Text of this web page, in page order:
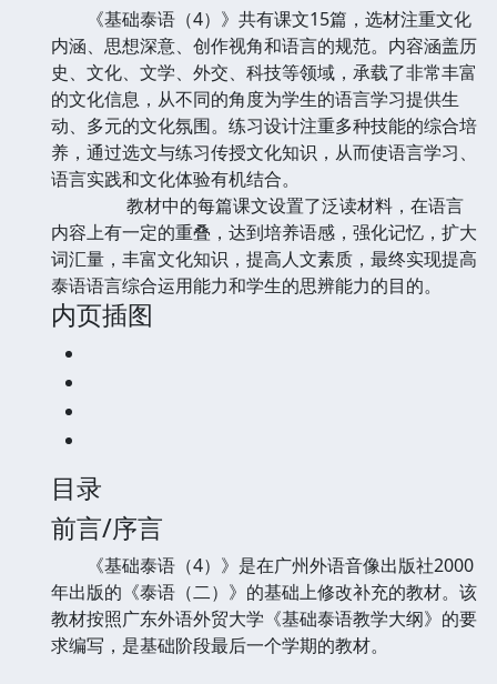
《基础泰语（4）》共有课文15篇，选材注重文化
内涵、思想深意、创作视角和语言的规范。内容涵盖历
史、文化、文学、外交、科技等领域，承载了非常丰富
的文化信息，从不同的角度为学生的语言学习提供生
动、多元的文化氛围。练习设计注重多种技能的综合培
养，通过选文与练习传授文化知识，从而使语言学习、
语言实践和文化体验有机结合。
教材中的每篇课文设置了泛读材料，在语言
内容上有一定的重叠，达到培养语感，强化记忆，扩大
词汇量，丰富文化知识，提高人文素质，最终实现提高
泰语语言综合运用能力和学生的思辨能力的目的。
内页插图
目录
前言/序言
《基础泰语（4）》是在广州外语音像出版社2000
年出版的《泰语（二）》的基础上修改补充的教材。该
教材按照广东外语外贸大学《基础泰语教学大纲》的要
求编写，是基础阶段最后一个学期的教材。